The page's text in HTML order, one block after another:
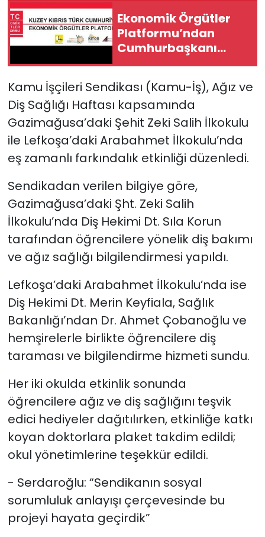
Ekonomik Örgütler
Platformu’ndan
Cumhurbaşkanı
Erhürman’a çağrı
Kamu İşçileri Sendikası (Kamu-İş), Ağız ve
Diş Sağlığı Haftası kapsamında
Gazimağusa’daki Şehit Zeki Salih İlkokulu
ile Lefkoşa’daki Arabahmet İlkokulu’nda
eş zamanlı farkındalık etkinliği düzenledi.
Sendikadan verilen bilgiye göre,
Gazimağusa’daki Şht. Zeki Salih
İlkokulu’nda Diş Hekimi Dt. Sıla Korun
tarafından öğrencilere yönelik diş bakımı
ve ağız sağlığı bilgilendirmesi yapıldı.
Lefkoşa’daki Arabahmet İlkokulu’nda ise
Diş Hekimi Dt. Merin Keyfiala, Sağlık
Bakanlığı’ndan Dr. Ahmet Çobanoğlu ve
hemşirelerle birlikte öğrencilere diş
taraması ve bilgilendirme hizmeti sundu.
Her iki okulda etkinlik sonunda
öğrencilere ağız ve diş sağlığını teşvik
edici hediyeler dağıtılırken, etkinliğe katkı
koyan doktorlara plaket takdim edildi;
okul yönetimlerine teşekkür edildi.
- Serdaroğlu: “Sendikanın sosyal
sorumluluk anlayışı çerçevesinde bu
projeyi hayata geçirdik”
SAĞLIK
Teknoloji
TÜRKiYE
Video Galeri
YAŞAM
Yazarlar